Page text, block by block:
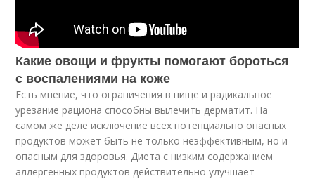
Какие овощи и фрукты помогают бороться
с воспалениями на коже
Есть мнение, что ограничения в пище и радикальное
урезание рациона способны вылечить дерматит. На
самом же деле исключение всех потенциально опасных
продуктов может быть не только неэффективным, но и
опасным для здоровья. Диета с низким содержанием
аллергенных продуктов действительно улучшает